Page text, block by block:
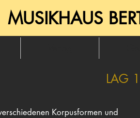
MUSIKHAUS
LAG
Korpusformen und